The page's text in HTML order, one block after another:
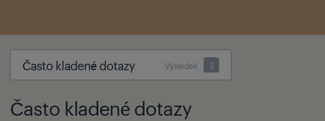
Často kladené dotazy Výsledek 3
Často kladené dotazy